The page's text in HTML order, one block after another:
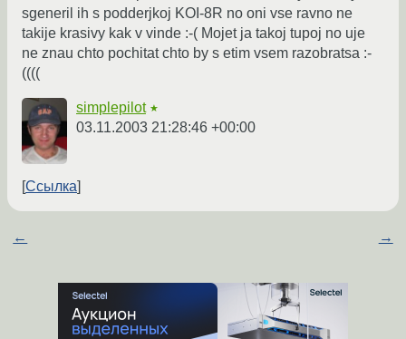
sgeneril ih s podderjkoj KOI-8R no oni vse ravno ne
takije krasivy kak v vinde :-( Mojet ja takoj tupoj no uje
ne znau chto pochitat chto by s etim vsem razobratsa :-
((((
simplepilot ★
03.11.2003 21:28:46 +00:00
Ссылка
← →